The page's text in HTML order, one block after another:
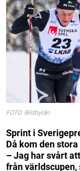
FOTO: Bildbyrån
Sprint i
Då kom den
– Jag har svårt
från världscupen,